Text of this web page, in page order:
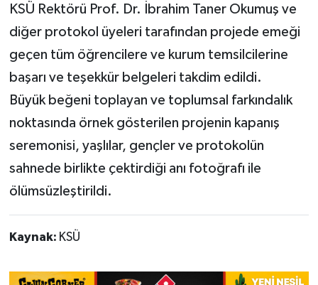
KSÜ Rektörü Prof. Dr. İbrahim Taner Okumuş ve
diğer protokol üyeleri tarafından projede emeği
geçen tüm öğrencilere ve kurum temsilcilerine
başarı ve teşekkür belgeleri takdim edildi.
Büyük beğeni toplayan ve toplumsal farkındalık
noktasında örnek gösterilen projenin kapanış
seremonisi, yaşlılar, gençler ve protokolün
sahnede birlikte çektirdiği anı fotoğrafı ile
ölümsüzleştirildi.
Kaynak: KSÜ